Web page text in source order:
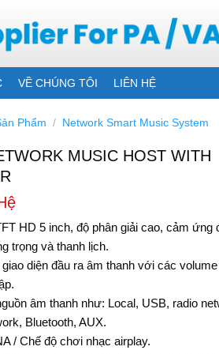
VỀ CHÚNG TÔI LIÊN HỆ
Phẩm / Network Smart Music System
MUSIC HOST WITH
HD 5 inch, độ phân giải cao, cảm ứng
trọng và thanh lịch.
diện đầu ra âm thanh với các
âm thanh như: Local, USB, radio
Bluetooth, AUX.
/ Chế độ chơi nhạc airplay.